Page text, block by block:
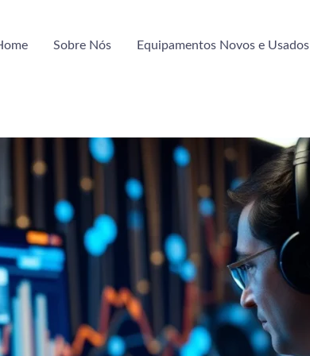
Sobre Nós Equipamentos Novos e Usados